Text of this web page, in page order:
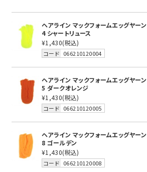
ヘアライン マックフォームエッグヤーン
4 シャートリュース
¥1,430(税込)
コード 066210120004
ヘアライン マックフォームエッグヤーン
5 ダークオレンジ
¥1,430(税込)
コード 066210120005
ヘアライン マックフォームエッグヤーン
8 ゴールデン
¥1,430(税込)
コード 066210120008